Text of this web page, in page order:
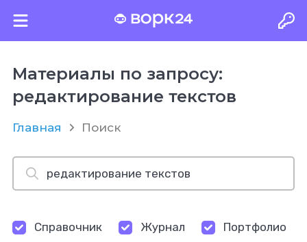
Материалы по запросу:
редактирование текстов
Главная Поиск
Справочник Журнал Портфолио